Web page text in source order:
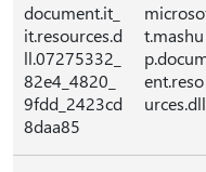
document.it_
it.resources.d
ll.07275332_
82e4_4820_
9fdd_2423cd
8daa85
t.mashu
ent.reso
urces.dll